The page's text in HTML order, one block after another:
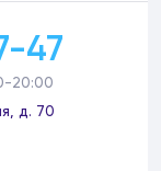
47
20:00
д. 70